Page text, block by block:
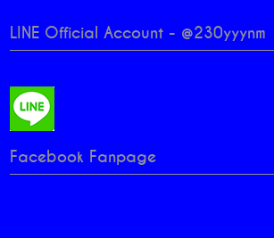
LINE Official Account - @230yyynm
Facebook Fanpage